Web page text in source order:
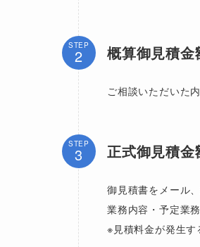
STEP 概算御見積金
ご相談いただいた
STEP 正式御見積
御見積書をメール
業務内容・予定業
※見積料金が発生す